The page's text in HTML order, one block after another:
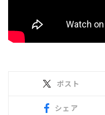
ポスト
シェア